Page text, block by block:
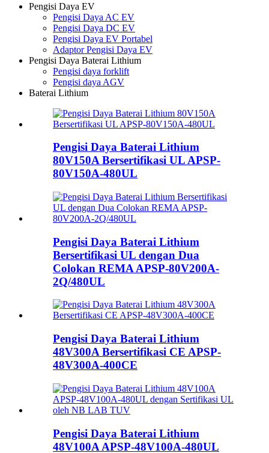
Pengisi Daya EV
Pengisi Daya AC EV
Pengisi Daya DC EV
Pengisi Daya EV Portabel
Adaptor Pengisi Daya EV
Pengisi Daya Baterai Lithium
Pengisi daya forklift
Pengisi daya AGV
Baterai Lithium
Pengisi Daya Baterai Lithium
80V150A Bersertifikasi UL APSP-
80V150A-480UL
Pengisi Daya Baterai Lithium
Bersertifikasi UL dengan Dua
Colokan REMA APSP-80V200A-
2Q/480UL
Pengisi Daya Baterai Lithium
48V300A Bersertifikasi CE APSP-
48V300A-400CE
Pengisi Daya Baterai Lithium
48V100A APSP-48V100A-480UL